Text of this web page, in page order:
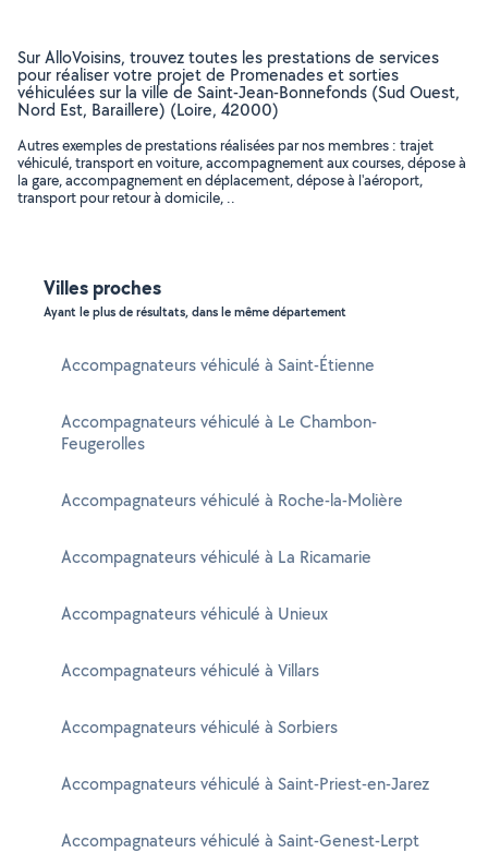
Sur AlloVoisins, trouvez toutes les prestations de services
pour réaliser votre projet de Promenades et sorties
véhiculées sur la ville de Saint-Jean-Bonnefonds (Sud Ouest,
Nord Est, Baraillere) (Loire, 42000)
Autres exemples de prestations réalisées par nos membres : trajet
véhiculé, transport en voiture, accompagnement aux courses, dépose à
la gare, accompagnement en déplacement, dépose à l'aéroport,
transport pour retour à domicile, ..
Villes proches
Ayant le plus de résultats, dans le même département
Accompagnateurs véhiculé à Saint-Étienne
Accompagnateurs véhiculé à Le Chambon-
Feugerolles
Accompagnateurs véhiculé à Roche-la-Molière
Accompagnateurs véhiculé à La Ricamarie
Accompagnateurs véhiculé à Unieux
Accompagnateurs véhiculé à Villars
Accompagnateurs véhiculé à Sorbiers
Accompagnateurs véhiculé à Saint-Priest-en-Jarez
Accompagnateurs véhiculé à Saint-Genest-Lerpt